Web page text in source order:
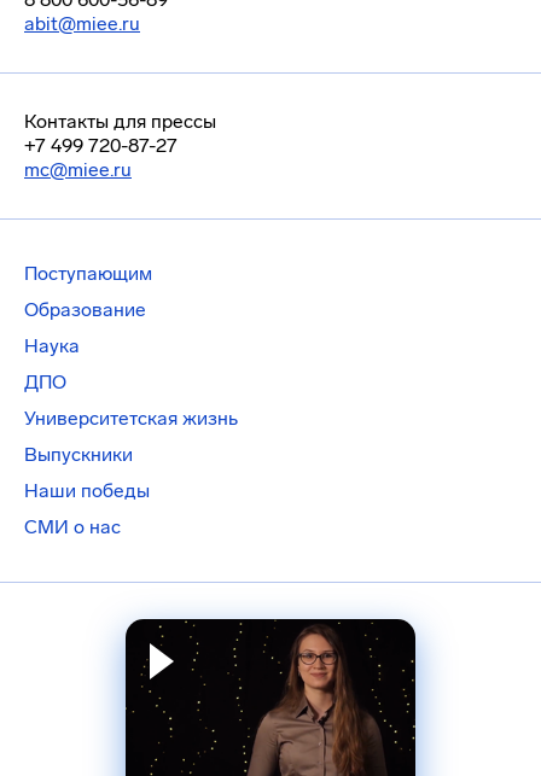
abit@miee.ru
Контакты для прессы
+7 499 720-87-27
mc@miee.ru
Поступающим
Образование
Наука
ДПО
Университетская жизнь
Выпускники
Наши победы
СМИ о нас